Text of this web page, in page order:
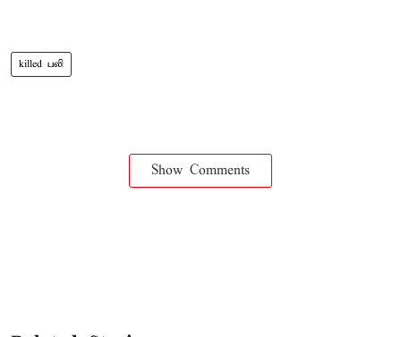
killed பலி
Show Comments